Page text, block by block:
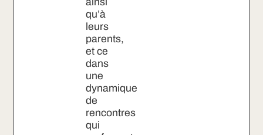
qu’à
leurs
parents,
et ce
dans
une
dynamique
de
rencontres
qui